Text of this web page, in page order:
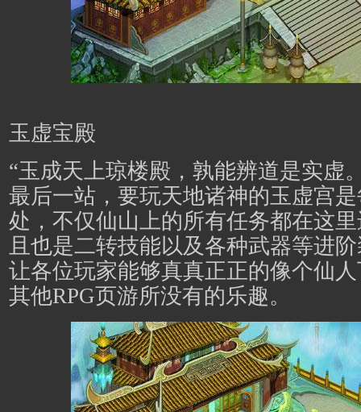
玉虚宝殿
“玉成天上琼楼殿，孰能辨道是实虚
最后一站，要玩天地诸神的玉虚宫
处，不仅仙山上的所有任务都在这
且也是二转技能以及各种武器等进
让各位玩家能够真真正正的像个仙
其他RPG页游所没有的乐趣。